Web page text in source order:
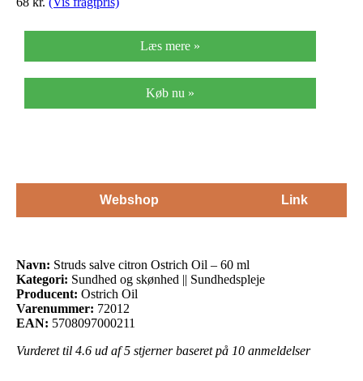
Læs mere »
Køb nu »
Webshop Link
Navn: Struds salve citron Ostrich Oil – 60 ml
Kategori: Sundhed og skønhed || Sundhedspleje
Producent: Ostrich Oil
Varenummer: 72012
EAN: 5708097000211
Vurderet til 4.6 ud af 5 stjerner baseret på 10 anmeldelser